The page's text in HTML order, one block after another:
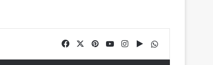
FacebookPinterestYouTubeInstagram
Google Play